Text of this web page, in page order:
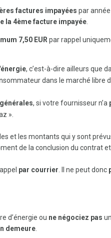
factures impayées par
la 4ème facture impayée
7,50 EUR par rappel
, c’est-à-dire ailleurs que
dans le marché libre
, si votre fournisseur n’a
».
et les montants qui y sont
de la conclusion du contrat
par courrier . Il ne peut donc
d’énergie ou ne négociez pas
demeure